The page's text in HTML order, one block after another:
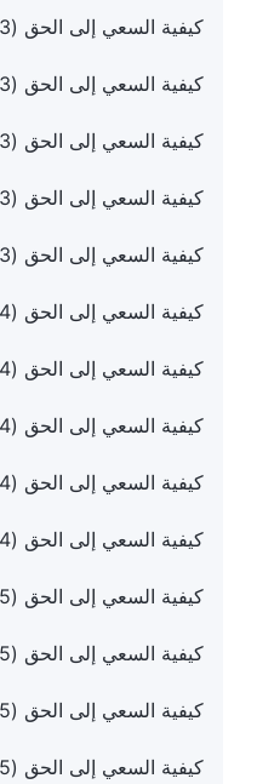
كيفية السعي إلى الحق (3)
كيفية السعي إلى الحق (3)
كيفية السعي إلى الحق (3)
كيفية السعي إلى الحق (3)
كيفية السعي إلى الحق (3)
كيفية السعي إلى الحق (4)
كيفية السعي إلى الحق (4)
كيفية السعي إلى الحق (4)
كيفية السعي إلى الحق (4)
كيفية السعي إلى الحق (4)
كيفية السعي إلى الحق (5)
كيفية السعي إلى الحق (5)
كيفية السعي إلى الحق (5)
كيفية السعي إلى الحق (5)